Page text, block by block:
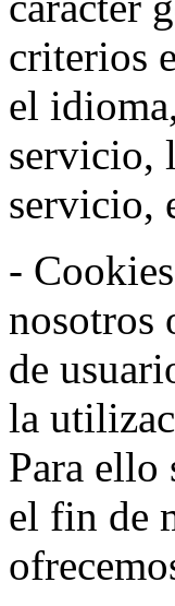
criterios
el
servicio,
servicio,
-
nosotros
de
la
Para ello
el fin de